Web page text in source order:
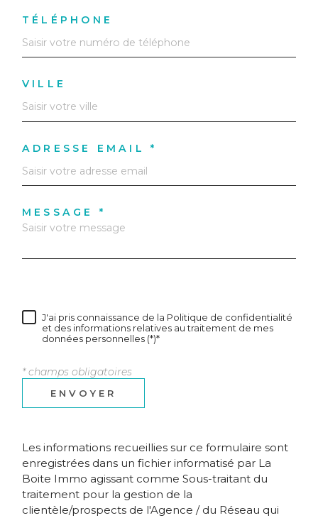
TÉLÉPHONE
VILLE
ADRESSE EMAIL *
MESSAGE *
J'ai pris connaissance de la Politique de confidentialité
et des informations relatives au traitement de mes
données personnelles (*)*
* champs obligatoires
ENVOYER
Les informations recueillies sur ce formulaire sont
enregistrées dans un fichier informatisé par La
Boite Immo agissant comme Sous-traitant du
traitement pour la gestion de la
clientèle/prospects de l'Agence / du Réseau qui